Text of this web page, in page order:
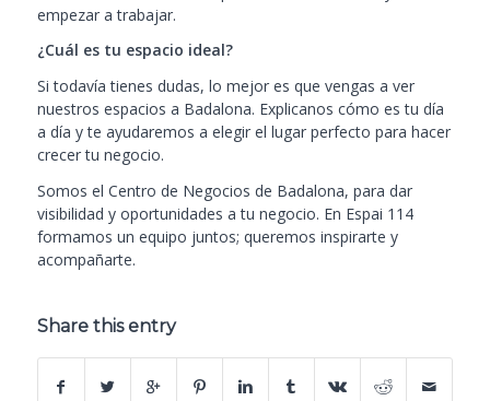
empezar a trabajar.
¿Cuál es tu espacio ideal?
Si todavía tienes dudas, lo mejor es que vengas a ver
nuestros espacios a Badalona. Explicanos cómo es tu día
a día y te ayudaremos a elegir el lugar perfecto para hacer
crecer tu negocio.
Somos el Centro de Negocios de Badalona, para dar
visibilidad y oportunidades a tu negocio. En Espai 114
formamos un equipo juntos; queremos inspirarte y
acompañarte.
Share this entry